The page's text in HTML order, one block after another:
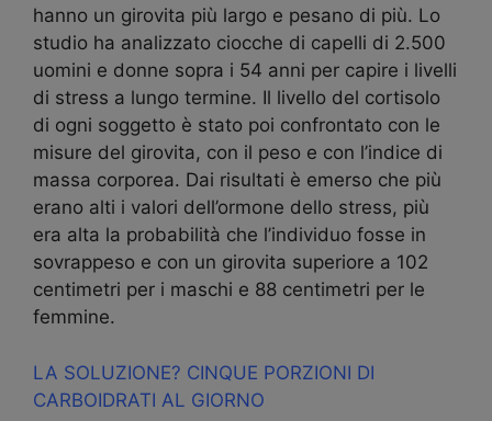
hanno un girovita più largo e pesano di più. Lo
studio ha analizzato ciocche di capelli di 2.500
uomini e donne sopra i 54 anni per capire i livelli
di stress a lungo termine. Il livello del cortisolo
di ogni soggetto è stato poi confrontato con le
misure del girovita, con il peso e con l’indice di
massa corporea. Dai risultati è emerso che più
erano alti i valori dell’ormone dello stress, più
era alta la probabilità che l’individuo fosse in
sovrappeso e con un girovita superiore a 102
centimetri per i maschi e 88 centimetri per le
femmine.
LA SOLUZIONE? CINQUE PORZIONI DI
CARBOIDRATI AL GIORNO